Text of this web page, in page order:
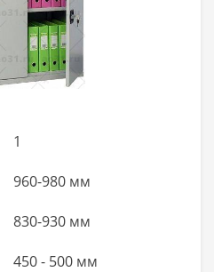
1
960-980 мм
830-930 мм
450 - 500 мм